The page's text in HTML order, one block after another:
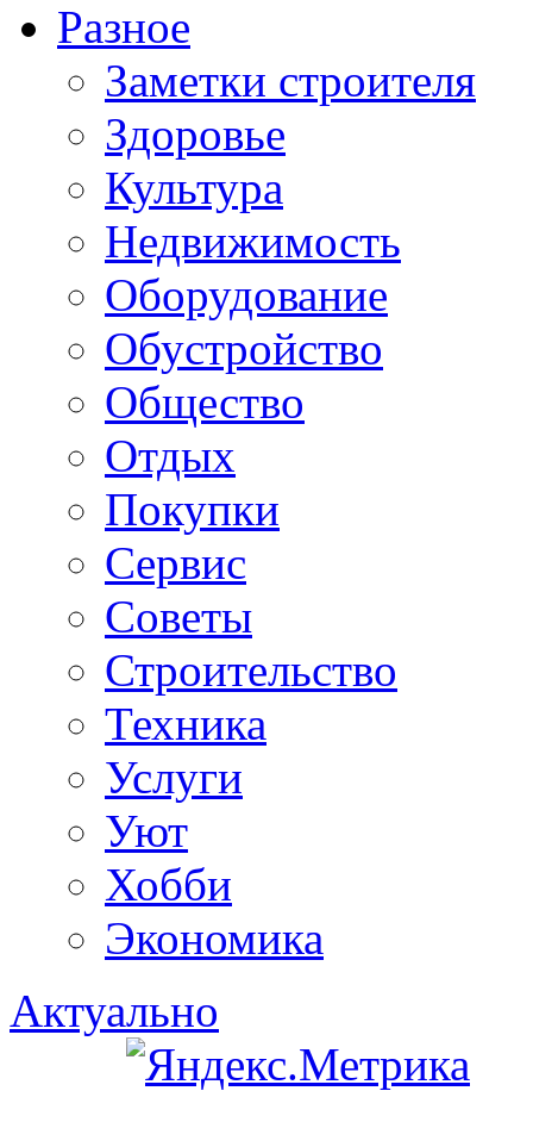
Разное
Заметки строителя
Здоровье
Культура
Недвижимость
Оборудование
Обустройство
Общество
Отдых
Покупки
Сервис
Советы
Строительство
Техника
Услуги
Уют
Хобби
Экономика
Актуально